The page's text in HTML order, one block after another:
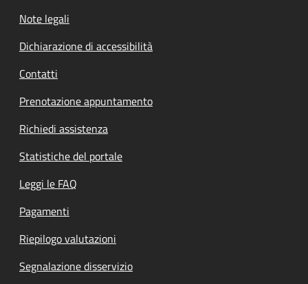
Note legali
Dichiarazione di accessibilità
Contatti
Prenotazione appuntamento
Richiedi assistenza
Statistiche del portale
Leggi le FAQ
Pagamenti
Riepilogo valutazioni
Segnalazione disservizio